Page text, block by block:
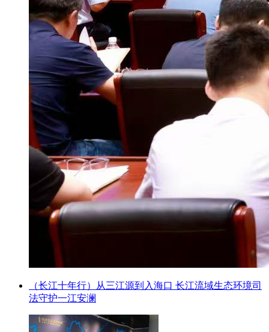
（长江十年行）从三江源到入海口 长江流域生态环境司
法守护一江安澜